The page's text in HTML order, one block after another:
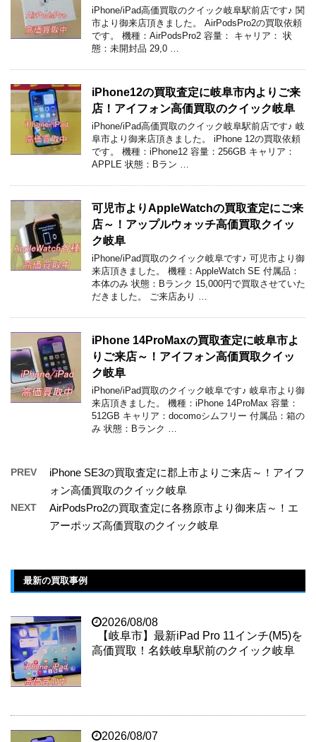
iPhone/iPad高価買取のクイック岐阜駅前店です♪ 関
市より御来店頂きました。 AirPodsPro2の買取依頼
です。 機種：AirPodsPro2 容量： キャリア： 状
態：未開封品 29,0 …
iPhone12の買取査定に岐阜市内よりご来
店！アイフォン高価買取のクイック岐阜
iPhone/iPad高価買取のクイック岐阜駅前店です♪ 岐
阜市より御来店頂きました。 iPhone 12の買取依頼
です。 機種：iPhone12 容量：256GB キャリア：
APPLE 状態：Bラン …
可児市よりAppleWatchの買取査定にご来
店～！アップルウォッチ高価買取クイッ
ク岐阜
iPhone/iPad買取のクイック岐阜です♪ 可児市より御
来店頂きました。 機種：AppleWatch SE 付属品：
本体のみ 状態：Bランク 15,000円で買取させていた
だきました。 ご来店あり …
iPhone 14ProMaxの買取査定に岐阜市よ
りご来店～！アイフォン高価買取クイッ
ク岐阜
iPhone/iPad買取のクイック岐阜です♪ 岐阜市より御
来店頂きました。 機種：iPhone 14ProMax 容量：
512GB キャリア：docomoシムフリー 付属品：箱の
み 状態：Bランク …
PREV
iPhone SE3の買取査定に郡上市よりご来店～！アイフ
ォン高価買取のクイック岐阜
NEXT
AirPodsPro2の買取査定に各務原市より御来店～！エ
アーポッズ高価買取のクイック岐阜
最新の買取事例
2026/08/08
【岐阜市】最新iPad Pro 11インチ(M5)を
高価買取！名鉄岐阜駅前のクイック岐阜
2026/08/07